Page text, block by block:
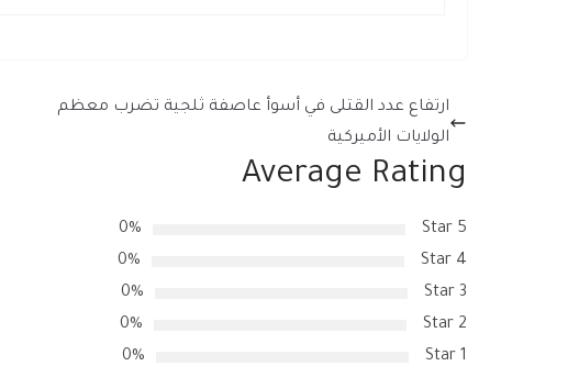
ارتفاع عدد القتلى في أسوأ عاصفة ثلجية تضرب معظم
الولايات الأميركية
Average Rating
5 Star
0%
4 Star
0%
3 Star
0%
2 Star
0%
1 Star
0%